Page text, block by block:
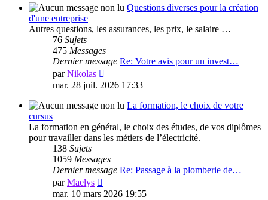
messageQuestions diverses pour la création
d'une entreprise
Autres questions, les assurances, les prix, le salaire …
76 Sujets
475 Messages
Dernier message Re: Votre avis pour un invest…
parNikolas
le
message
mar. 28 juil. 2026 17:33
La formation, le choix de votre
cursus
La formation en général, le choix des études, de vos diplômes
pour travailler dans les métiers de l’électricité.
138 Sujets
1059 Messages
Dernier message Re: Passage à la plomberie de…
parMaelys
le
mar. 10 mars 2026 19:55